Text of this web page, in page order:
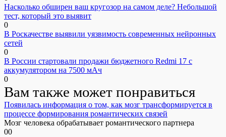
Насколько обширен ваш кругозор на самом деле? Небольшой
тест, который это выявит
0
В Роскачестве выявили уязвимость современных нейронных
сетей
0
В России стартовали продажи бюджетного Redmi 17 с
аккумулятором на 7500 мАч
0
Вам также может понравиться
Появилась информация о том, как мозг трансформируется в
процессе формирования романтических связей
Мозг человека обрабатывает романтического партнера
00